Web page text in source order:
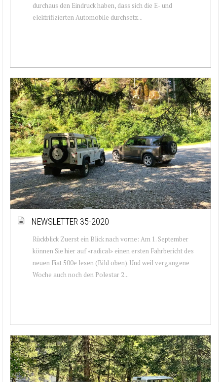
durchaus den Eindruck haben, dass sich die E- und
elektrifizierten Automobile durchsetz...
NEWSLETTER 35-2020
Rückblick Zuerst ein Blick nach vorne: Am 1. September
können Sie hier auf «radical» einen ersten Fahrbericht des
neuen Fiat 500e lesen (Bild oben). Und weil vergangene
Woche auch noch den Polestar 2...